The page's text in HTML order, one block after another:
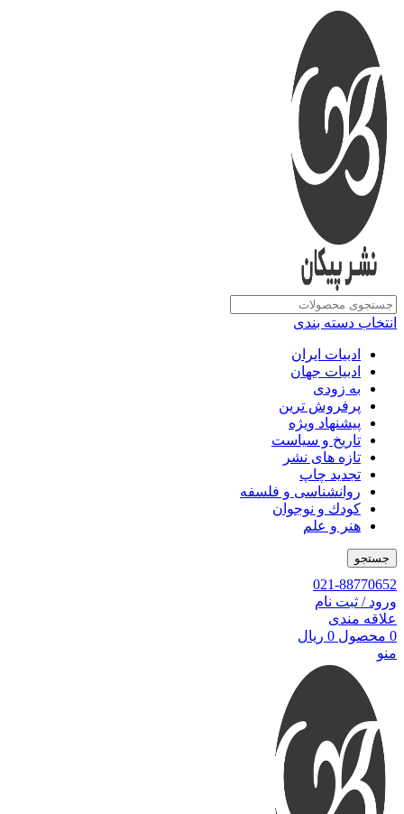
انتخاب دسته بندی
ادبیات ایران
ادبیات جهان
به زودی
پرفروش ترین
پیشنهاد ویژه
تاریخ و سیاست
تازه های نشر
تجدید چاپ
روانشناسی و فلسفه
کودك و نوجوان
هنر و علم
جستجو
021-88770652
ورود / ثبت نام
علاقه مندی
0 محصول 0 ریال
منو